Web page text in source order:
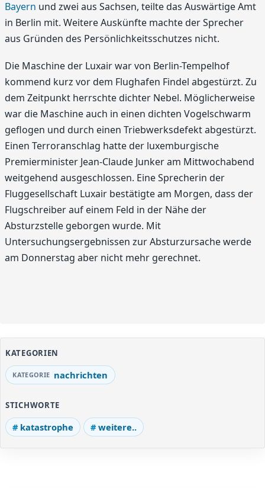
Bayern und zwei aus Sachsen, teilte das Auswärtige Amt
in Berlin mit. Weitere Auskünfte machte der Sprecher
aus Gründen des Persönlichkeitsschutzes nicht.
Die Maschine der Luxair war von Berlin-Tempelhof
kommend kurz vor dem Flughafen Findel abgestürzt. Zu
dem Zeitpunkt herrschte dichter Nebel. Möglicherweise
war die Maschine auch in einen dichten Vogelschwarm
geflogen und durch einen Triebwerksdefekt abgestürzt.
Einen Terroranschlag hatte der luxemburgische
Premierminister Jean-Claude Junker am Mittwochabend
weitgehend ausgeschlossen. Eine Sprecherin der
Fluggesellschaft Luxair bestätigte am Morgen, dass der
Flugschreiber auf einem Feld in der Nähe der
Absturzstelle geborgen wurde. Mit
Untersuchungsergebnissen zur Absturzursache werde
am Donnerstag aber nicht mehr gerechnet.
KATEGORIEN
nachrichten
STICHWORTE
katastrophe weitere..